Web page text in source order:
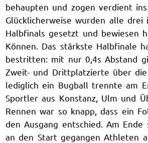
behaupten und zogen verdient
Glücklicherweise wurden alle drei
Halbfinals gesetzt und bewiesen
Können. Das stärkste Halbfinale
bestritten: mit nur 0,4s Abstand
Zweit- und Drittplatzierte über
lediglich ein Bugball trennte am
Sportler aus Konstanz, Ulm und
Rennen war so knapp, dass ein
den Ausgang entschied. Am
an den Start gegangen Athleten